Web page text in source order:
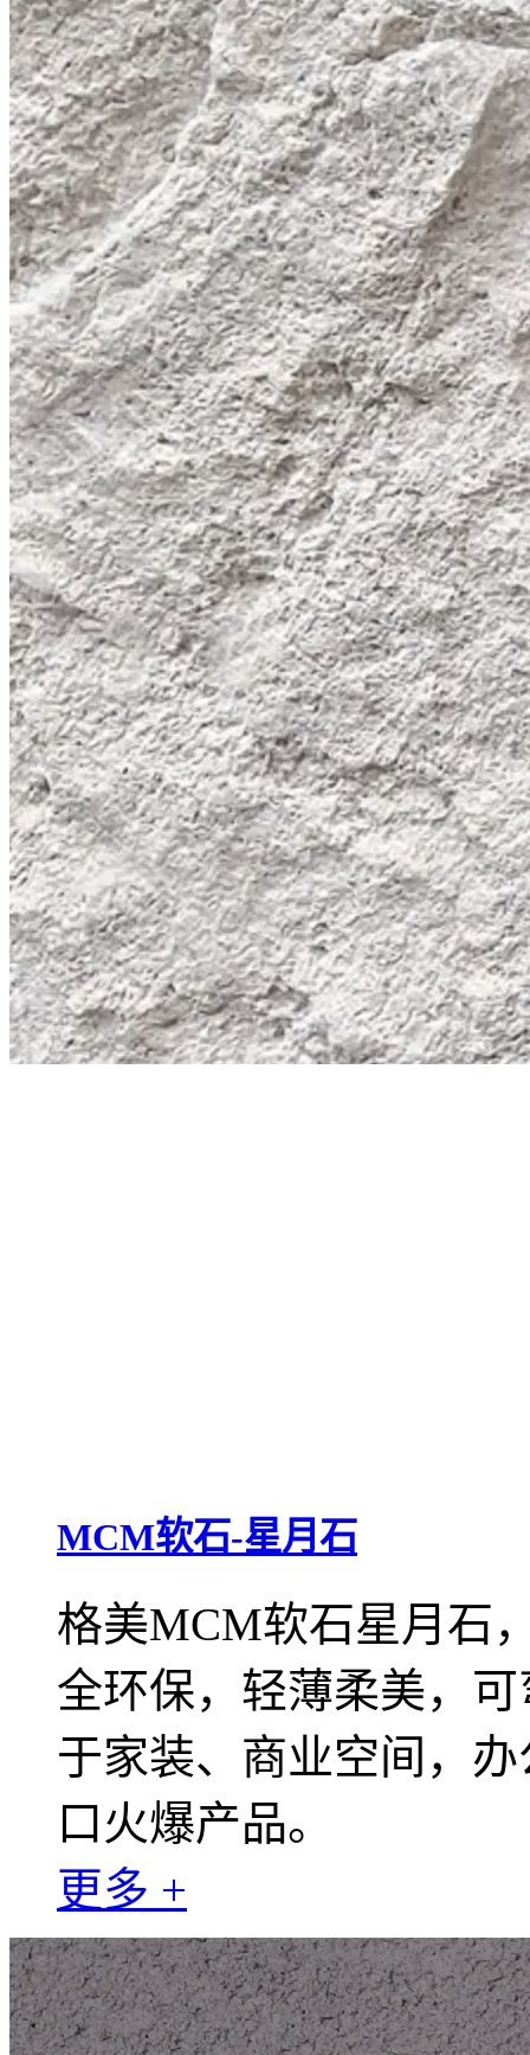
MCM软石-星月石
格美MCM软石星月石
全环保，轻薄柔美，
于家装、商业空间，
口火爆产品。
更多 +